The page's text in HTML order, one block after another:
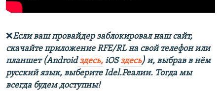
❌Если ваш провайдер заблокировал наш сайт,
скачайте приложение RFE/RL на свой телефон или
планшет (Androidздесь, iOSздесь) и, выбрав в нём
русский язык, выберите Idel.Реалии. Тогда мы
всегда будем доступны!